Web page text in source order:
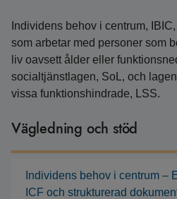
Individens behov i centrum,
som arbetar med personer som
liv oavsett ålder eller
socialtjänstlagen, SoL, och
vissa funktionshindrade, LSS.
Vägledning och stöd
Individens behov i centrum –
ICF och strukturerad